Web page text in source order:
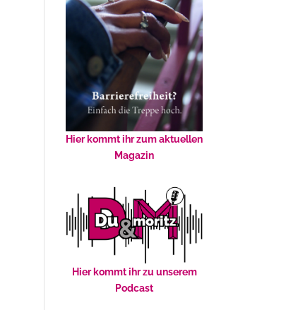
Hier kommt ihr zum aktuellen
Magazin
Hier kommt ihr zu unserem
Podcast